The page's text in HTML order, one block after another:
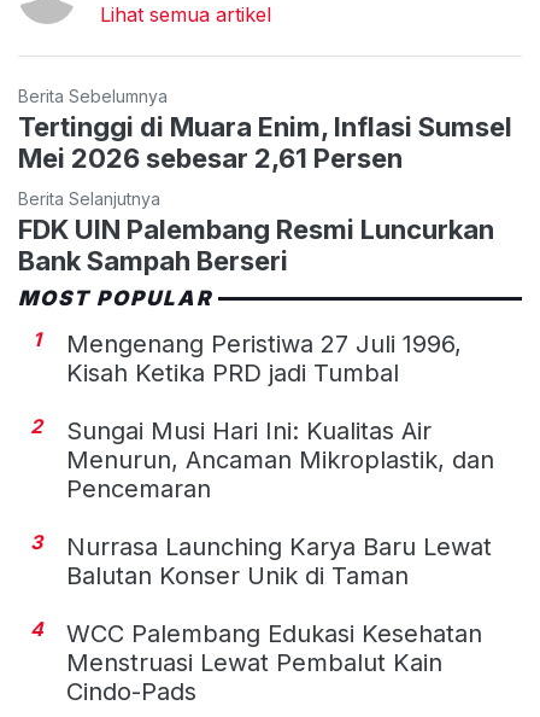
Lihat semua artikel
Berita Sebelumnya
Tertinggi di Muara Enim, Inflasi Sumsel
Mei 2026 sebesar 2,61 Persen
Berita Selanjutnya
FDK UIN Palembang Resmi Luncurkan
Bank Sampah Berseri
MOST POPULAR
1
Mengenang Peristiwa 27 Juli 1996,
Kisah Ketika PRD jadi Tumbal
2
Sungai Musi Hari Ini: Kualitas Air
Menurun, Ancaman Mikroplastik, dan
Pencemaran
3
Nurrasa Launching Karya Baru Lewat
Balutan Konser Unik di Taman
4
WCC Palembang Edukasi Kesehatan
Menstruasi Lewat Pembalut Kain
Cindo-Pads